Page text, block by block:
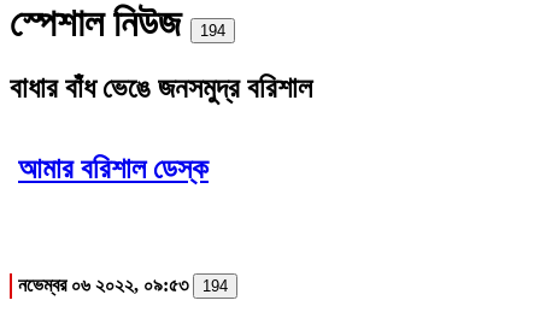
স্পেশাল নিউজ 194
বাধার বাঁধ ভেঙে জনসমুদ্র বরিশাল
আমার বরিশাল ডেস্ক
নভেম্বর ০৬ ২০২২, ০৯:৫৩ 194